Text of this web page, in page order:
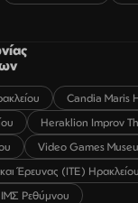
Candia Maris
Heraklion Improv
Video Games
Έρευνας (ΙΤΕ) Ηρακλείου
Ρεθύμνου